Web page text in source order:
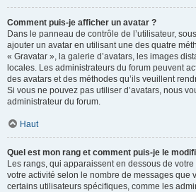
Comment puis-je afficher un avatar ?
Dans le panneau de contrôle de l’utilisateur,
ajouter un avatar en utilisant une des quatre
« Gravatar », la galerie d’avatars, les images
locales. Les administrateurs du forum peuvent
des avatars et des méthodes qu’ils veuillent
Si vous ne pouvez pas utiliser d’avatars, nous
administrateur du forum.
Haut
Quel est mon rang et comment puis-je le
Les rangs, qui apparaissent en dessous de
votre activité selon le nombre de messages que
certains utilisateurs spécifiques, comme les